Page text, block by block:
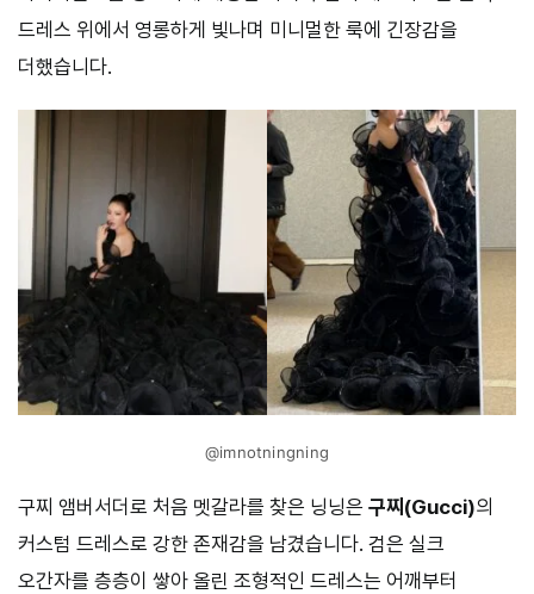
드레스 위에서 영롱하게 빛나며 미니멀한 룩에 긴장감을
더했습니다.
@imnotningning
구찌 앰버서더로 처음 멧갈라를 찾은 닝닝은 구찌(Gucci)의
커스텀 드레스로 강한 존재감을 남겼습니다. 검은 실크
오간자를 층층이 쌓아 올린 조형적인 드레스는 어깨부터